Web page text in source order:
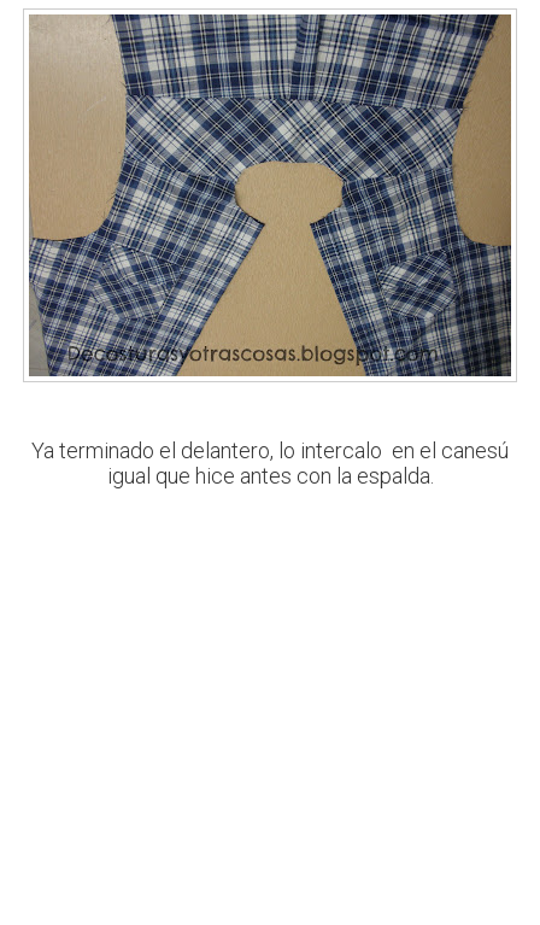
Ya terminado el delantero, lo intercalo en el canesú
igual que hice antes con la espalda.